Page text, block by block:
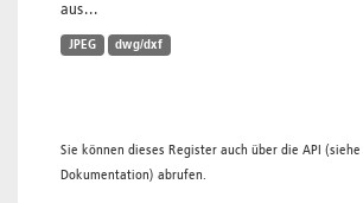
aus...
JPEG dwg/dxf
Sie können dieses Register auch über die API (siehe
Dokumentation) abrufen.